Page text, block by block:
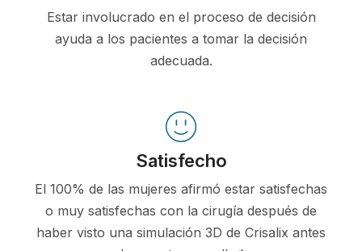
Estar involucrado en el proceso de decisión
ayuda a los pacientes a tomar la decisión
adecuada.
Satisfecho
El 100% de las mujeres afirmó estar satisfechas
o muy satisfechas con la cirugía después de
haber visto una simulación 3D de Crisalix antes